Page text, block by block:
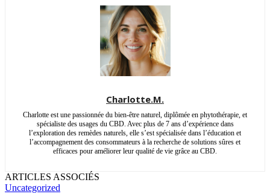
Charlotte.M.
Charlotte est une passionnée du bien-être naturel, diplômée en phytothérapie, et
spécialiste des usages du CBD. Avec plus de 7 ans d’expérience dans
l’exploration des remèdes naturels, elle s’est spécialisée dans l’éducation et
l’accompagnement des consommateurs à la recherche de solutions sûres et
efficaces pour améliorer leur qualité de vie grâce au CBD.
ARTICLES ASSOCIÉS
Uncategorized